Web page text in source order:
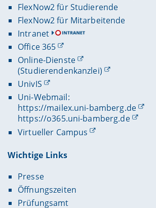
FlexNow2 für Studierende
FlexNow2 für Mitarbeitende
Intranet
Office 365
Online-Dienste
(Studierendenkanzlei)
UnivIS
Uni-Webmail:
https://mailex.uni-bamberg.de
https://o365.uni-bamberg.de
Virtueller Campus
Wichtige Links
Presse
Öffnungszeiten
Prüfungsamt